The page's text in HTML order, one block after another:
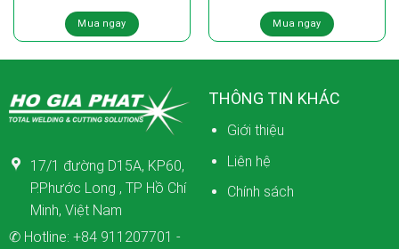
Mua ngay Mua ngay
17/1 đường D15A, KP60,
P.Phước Long , TP Hồ Chí
Minh, Việt Nam
✆ Hotline: +84 911207701 -
THÔNG TIN KHÁC
Giới thiệu
Liên hệ
Chính sách